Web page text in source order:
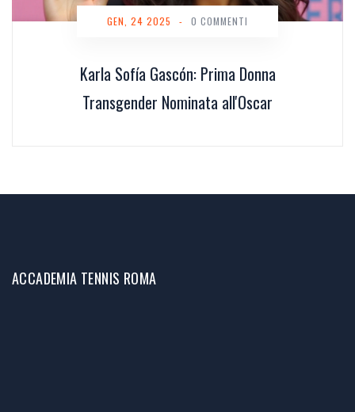
Karla Sofía Gascón: Prima Donna
Transgender Nominata all'Oscar
GEN, 24 2025 - 0 COMMENTI
ACCADEMIA TENNIS ROMA